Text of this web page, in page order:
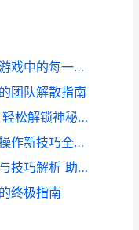
王者荣耀原声录制揭秘 如何捕捉游戏中的每一个音效与旋律
团队解散指南
王者荣耀如何获取抹茶 独家攻略 轻松解锁神秘道具
王者荣耀如何设置妙换 解锁游戏操作新技巧全攻略
王者荣耀如何击杀暗影 实战攻略与技巧解析 助你轻松上分
终极指南